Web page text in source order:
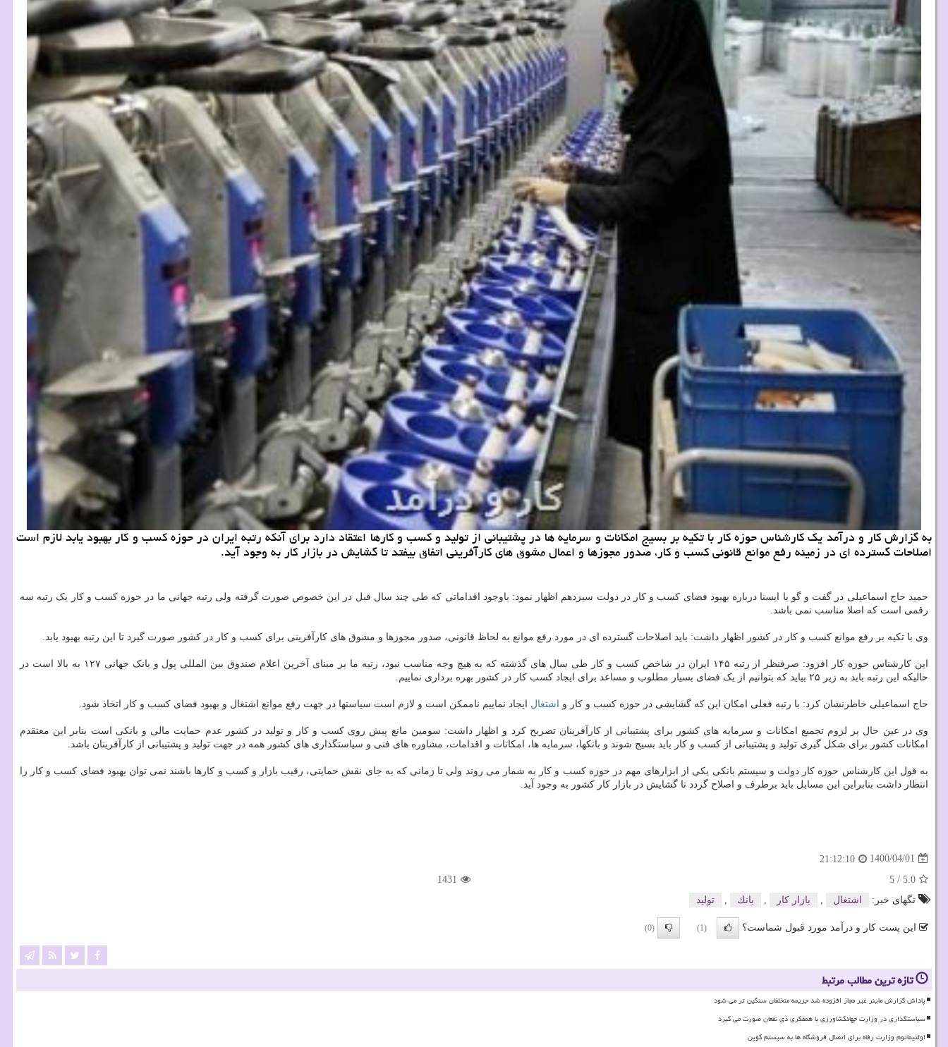
به گزارش کار و درآمد یک کارشناس حوزه کار با تکیه بر بسیج امکانات و سرمایه ها در پشتیبانی از تولید و کسب و کارها اعتقاد دارد برای آنکه رتبه ایران در حوزه کسب و کار بهبود یابد لازم است
اصلاحات گسترده ای در زمینه رفع موانع قانونی کسب و کار، صدور مجوزها و اعمال مشوق های کارآفرینی اتفاق بیفتد تا گشایش در بازار کار به وجود آید.
حمید حاج اسماعیلی در گفت و گو با ایسنا درباره بهبود فضای کسب و کار در دولت سیزدهم اظهار نمود: باوجود اقداماتی که طی چند سال قبل در این خصوص صورت گرفته ولی رتبه جهانی ما در حوزه کسب و کار یک رتبه سه
رقمی است که اصلا مناسب نمی باشد.
وی با تکیه بر رفع موانع کسب و کار در کشور اظهار داشت: باید اصلاحات گسترده ای در مورد رفع موانع به لحاظ قانونی، صدور مجوزها و مشوق های کارآفرینی برای کسب و کار در کشور صورت گیرد تا این رتبه بهبود یابد.
این کارشناس حوزه کار افزود: صرفنظر از رتبه ۱۴۵ ایران در شاخص کسب و کار طی سال های گذشته که به هیچ وجه مناسب نبود، رتبه ما بر مبنای آخرین اعلام صندوق بین المللی پول و بانک جهانی ۱۲۷ به بالا است در
حالیکه این رتبه باید به زیر ۲۵ بیاید که بتوانیم از یک فضای بسیار مطلوب و مساعد برای ایجاد کسب کار در کشور بهره برداری نماییم.
حاج اسماعیلی خاطرنشان کرد: با رتبه فعلی امکان این که گشایشی در حوزه کسب و کار و اشتغال ایجاد نماییم ناممکن است و لازم است سیاستها در جهت رفع موانع اشتغال و بهبود فضای کسب و کار اتخاذ شود.
وی در عین حال بر لزوم تجمیع امکانات و سرمایه های کشور برای پشتیبانی از کارآفرینان تصریح کرد و اظهار داشت: سومین مانع پیش روی کسب و کار و تولید در کشور عدم حمایت مالی و بانکی است بنابر این معتقدم
امکانات کشور برای شکل گیری تولید و پشتیبانی از کسب و کار باید بسیج شوند و بانکها، سرمایه ها، امکانات و اقدامات، مشاوره های فنی و سیاستگذاری های کشور همه در جهت تولید و پشتیبانی از کارآفرینان باشد.
به قول این کارشناس حوزه کار دولت و سیستم بانکی یکی از ابزارهای مهم در حوزه کسب و کار به شمار می روند ولی تا زمانی که به جای نقش حمایتی، رقیب بازار و کسب و کارها باشند نمی توان بهبود فضای کسب و کار را
انتظار داشت بنابراین این مسایل باید برطرف و اصلاح گردد تا گشایش در بازار کار کشور به وجود آید.
1400/04/01
21:12:10
5.0
/
5
1431
تگهای خبر:
اشتغال بازار كار بانك تولید
این پست کار و درآمد مورد قبول شماست؟ (1)
(0)
تازه ترین مطالب مرتبط
پاداش گزارش ماینر غیر مجاز افزوده شد جریمه متخلفان سنگین تر می شود
سیاستگذاری در وزارت جهادکشاورزی با همفکری ذی نفعان صورت می گیرد
اولتیماتوم وزارت رفاه برای اتصال فروشگاه ها به سیستم کوپن